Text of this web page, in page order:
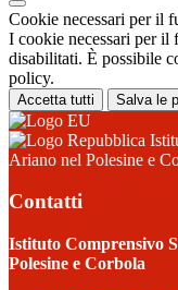
Cookie necessari per il
I cookie necessari per il
disabilitati. È possibile
policy.
Accetta tutti Salva le
Ariano nel Polesine e
Contatti
Istituto Comprensivo
Polesine e Corbola